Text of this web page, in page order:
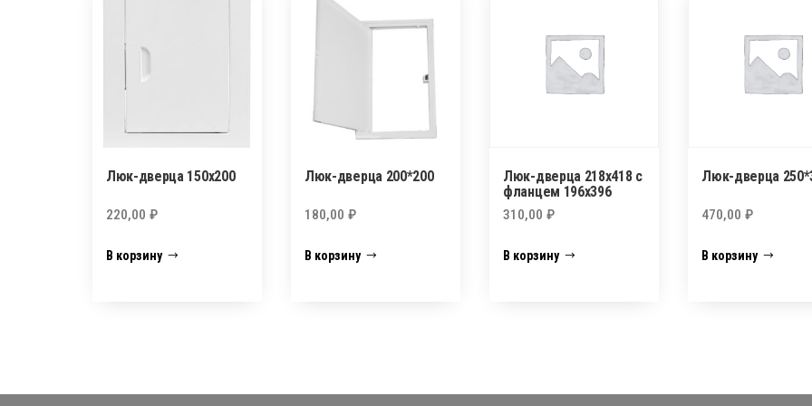
Люк-дверца 150х200
220,00 ₽
В корзину
Люк-дверца 200*200
180,00₽
В корзину
Люк-дверца 218х418 с
фланцем 196х396
310,00₽
В корзину
Люк-дверца
470,00₽
В корзину